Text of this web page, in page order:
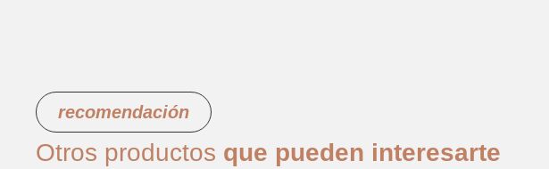
recomendación
Otros productos que pueden interesarte